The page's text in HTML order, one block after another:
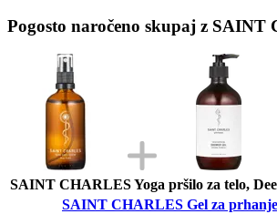
Pogosto naročeno skupaj z
SAINT CHARLES Yoga pršilo za telo,
SAINT CHARLES Gel za